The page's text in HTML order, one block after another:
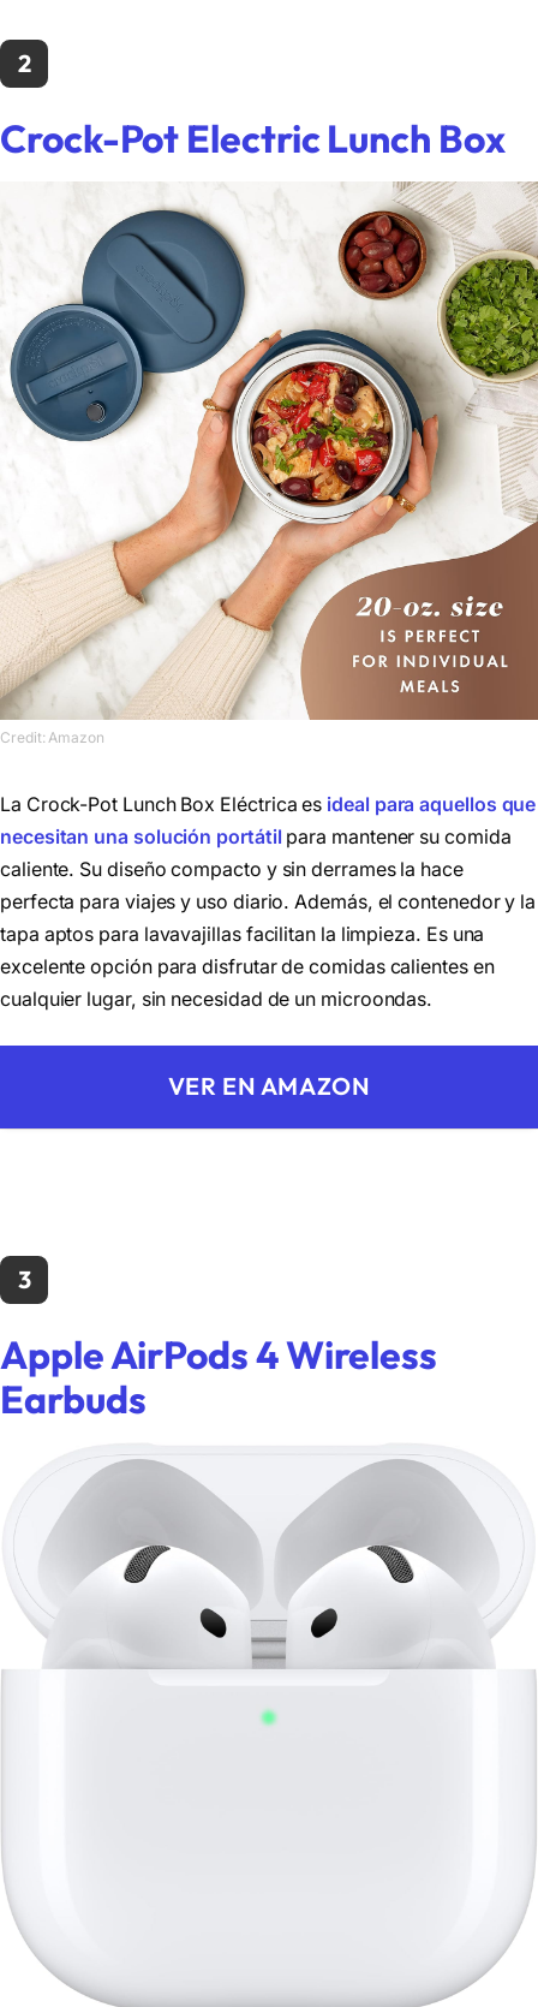
2
Crock-Pot Electric Lunch Box
Credit: Amazon
La Crock-Pot Lunch Box Eléctrica es ideal para aquellos que
necesitan una solución portátil para mantener su comida
caliente. Su diseño compacto y sin derrames la hace
perfecta para viajes y uso diario. Además, el contenedor y la
tapa aptos para lavavajillas facilitan la limpieza. Es una
excelente opción para disfrutar de comidas calientes en
cualquier lugar, sin necesidad de un microondas.
VER EN AMAZON
3
Apple AirPods 4 Wireless
Earbuds